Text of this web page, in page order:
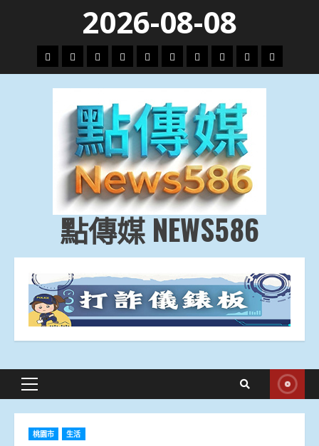
content
2026-08-08
頭
條
財
經
地
方.
會
文
教.
技
專
題
娛
樂
劇
政
治
國
際
運
動
生
活
點傳媒 NEWS586
Primary
桃園市 生活